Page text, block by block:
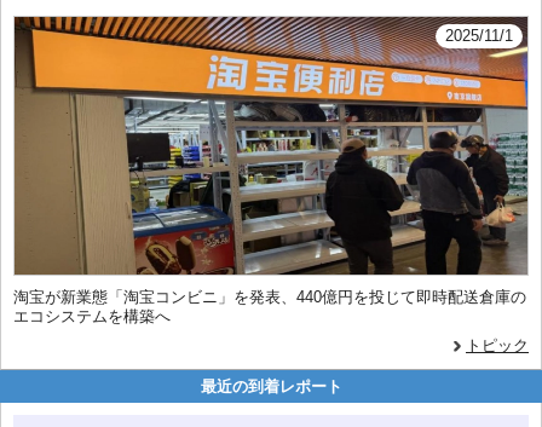
2025/11/1
淘宝が新業態「淘宝コンビニ」を発表、440億円を投じて即時配送倉庫の
エコシステムを構築へ
トピック
最近の到着レポート